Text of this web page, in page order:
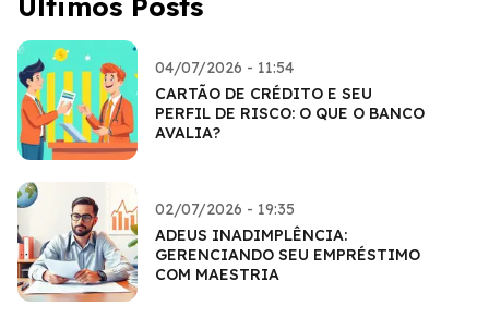
04/07/2026 - 11:54
CARTÃO DE CRÉDITO E SEU
PERFIL DE RISCO: O QUE O BANCO
AVALIA?
02/07/2026 - 19:35
ADEUS INADIMPLÊNCIA:
GERENCIANDO SEU EMPRÉSTIMO
COM MAESTRIA